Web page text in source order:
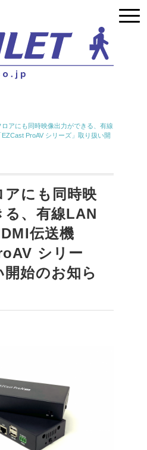
ロアにも同時映像出力ができる、有線
EZCast ProAV シリーズ」取り扱い開
アにも同時映
る、有線LAN
伝送機
シリー
開始のお知ら